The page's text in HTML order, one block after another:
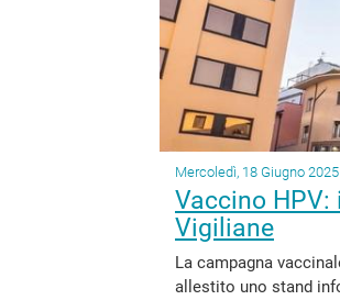
Mercoledì, 18 Giugno 2025
Vaccino
Vigiliane
La campagna
allestito uno stand